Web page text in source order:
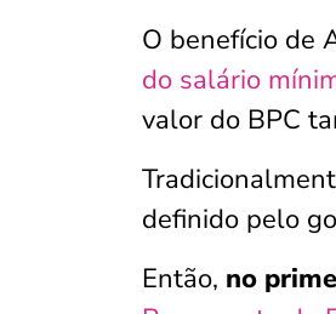
O benefício de
do salário
valor do BPC
definido pelo
Então, no